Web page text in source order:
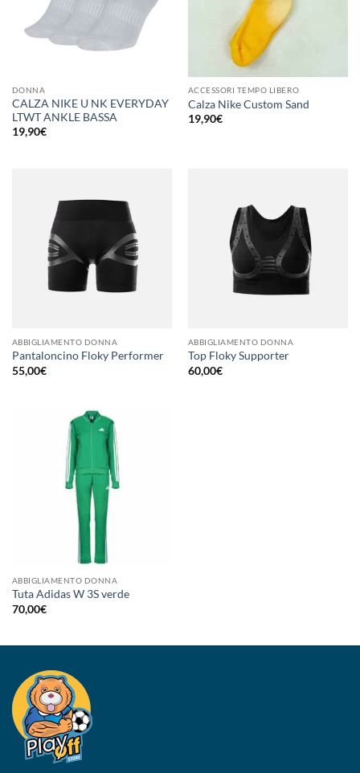
DONNA
CALZA NIKE U NK EVERYDAY
LTWT ANKLE BASSA
19,90€
ACCESSORI TEMPO LIBERO
Calza Nike Custom Sand
19,90€
ABBIGLIAMENTO DONNA
Pantaloncino Floky Performer
55,00€
ABBIGLIAMENTO DONNA
Top Floky Supporter
60,00€
ABBIGLIAMENTO DONNA
Tuta Adidas W 3S verde
70,00€